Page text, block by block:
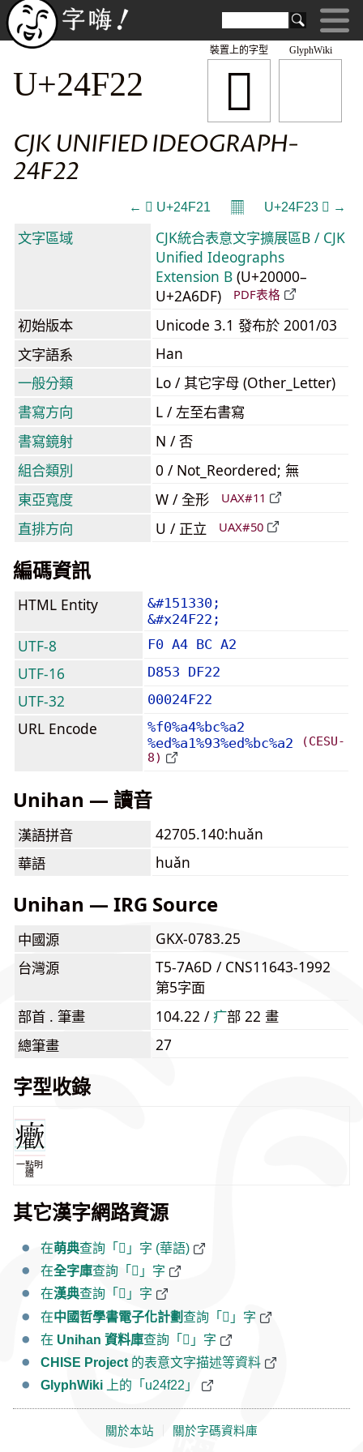
GlyphWiki
𤼢
裝置上的字型
U+24F22
CJK UNIFIED IDEOGRAPH-
24F22
← 𤼡 U+24F21 𝄜 U+24F23 𤼣 →
文字區域
CJK統合表意文字擴展區B / CJK
Unified Ideographs
Extension B (U+20000–
U+2A6DF)
PDF表格
初始版本
Unicode 3.1 發布於 2001/03
文字語系
Han
一般分類
Lo / 其它字母 (Other_Letter)
書寫方向
L / 左至右書寫
書寫鏡射
N / 否
組合類別
0 / Not_Reordered; 無
東亞寬度
W / 全形 UAX#11
直排方向 U / 正立 UAX#50
編碼資訊
HTML Entity
&#151330;
&#x24F22;
UTF-8 F0 A4 BC A2
UTF-16 D853 DF22
UTF-32 00024F22
URL Encode
%f0%a4%bc%a2
%ed%a1%93%ed%bc%a2
(CESU-
8)
Unihan — 讀音
漢語拼音
42705.140:huǎn
華語
huǎn
Unihan — IRG Source
中國源
GKX-0783.25
台灣源
T5-7A6D / CNS11643-1992
第5字面
部首 . 筆畫
104.22 /⽧部 22 畫
總筆畫
27
字型收錄
一點明
體
其它漢字網路資源
在萌典查詢「𤼢」字 (華語)
在全字庫查詢「𤼢」字
在漢典查詢「𤼢」字
在中國哲學書電子化計劃查詢「𤼢」字
在 Unihan 資料庫查詢「𤼢」字
CHISE Project 的表意文字描述等資料
GlyphWiki 上的「u24f22」
關於本站 關於字碼資料庫